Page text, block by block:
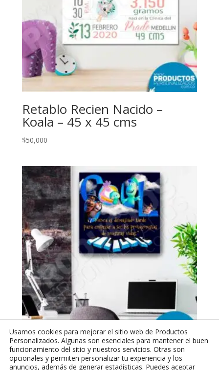
Retablo Recien Nacido –
Koala – 45 x 45 cms
$50,000
Retablo Nunca es Demasiado
Usamos cookies para mejorar el sitio web de Productos
Personalizados. Algunas son esenciales para mantener el buen
funcionamiento del sitio y nuestros servicios. Otras son
opcionales y permiten personalizar tu experiencia y los
anuncios, además de generar estadísticas. Puedes aceptar